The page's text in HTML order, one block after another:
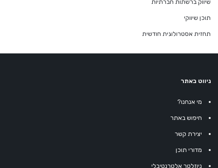
שיווק ברשתות חברתיות
תוכן שיווקי
תחזית אסטרולוגית חודשית
ניווט באתר
מי אנחנו?
חיפוש באתר
יצירת קשר
מדורי תוכן
ניוזלטר אלטרנטיבלי